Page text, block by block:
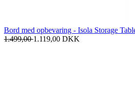
Bord med opbevaring - Isola Storage
1.499,001.119,00 DKK